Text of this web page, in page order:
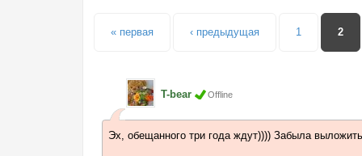
Страницы
« первая ‹ предыдущая 1 2
T-bear Offline
Эх, обещанного три года ждут)))) Забыла